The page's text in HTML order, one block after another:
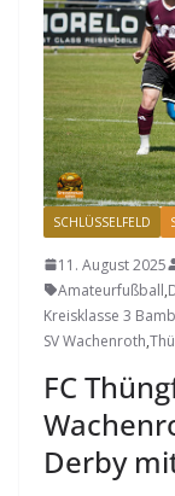
SCHLÜSSELFELD
11. August 2025
Amateurfußball,
Kreisklasse 3
SV Wachenroth,
FC
Derby